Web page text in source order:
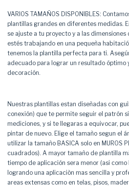
VARIOS TAMAÑOS DISPONIBLES:
plantillas grandes en diferentes medidas.
se ajuste a tu proyecto y a las dimensiones
estés trabajando en una pequeña
tenemos la plantilla perfecta para ti.
adecuado para lograr un resultado óptimo
decoración.
Nuestras plantillas estan diseñadas con
conexión) que te permite seguir el patrón
mediciones, y si te llegaras a equivocar,
pintar de nuevo. Elige el tamaño segun el
utilizar la tamaño BASICA solo en MUROS
cuadrados). A mayor tamaño de plantilla
tiempo de aplicación sera menor (asi
logrando una aplicaciòn mas sencilla y
areas extensas como en telas, pisos,